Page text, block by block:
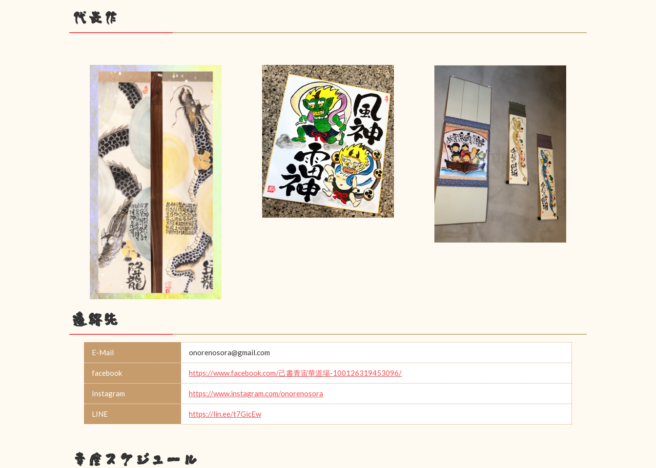
代表作
連絡先
E-Mail onorenosora@gmail.com
facebook https://www.facebook.com/己書青宙華道場-100126319453096/
Instagram https://www.instagram.com/onorenosora
LINE https://lin.ee/t7GicEw
幸座スケジュール